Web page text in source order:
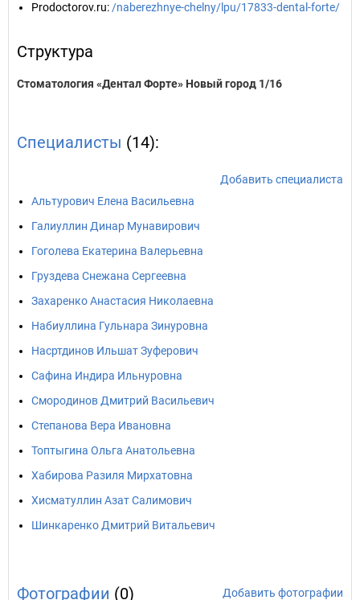
Prodoctorov.ru: /naberezhnye-chelny/lpu/17833-dental-forte/
Структура
Стоматология «Дентал Форте» Новый город 1/16
Специалисты (14):
Добавить специалиста
Альтурович Елена Васильевна
Галиуллин Динар Мунавирович
Гоголева Екатерина Валерьевна
Груздева Снежана Сергеевна
Захаренко Анастасия Николаевна
Набиуллина Гульнара Зинуровна
Насртдинов Ильшат Зуферович
Сафина Индира Ильнуровна
Смородинов Дмитрий Васильевич
Степанова Вера Ивановна
Топтыгина Ольга Анатольевна
Хабирова Разиля Мирхатовна
Хисматуллин Азат Салимович
Шинкаренко Дмитрий Витальевич
Фотографии (0) Добавить фотографии